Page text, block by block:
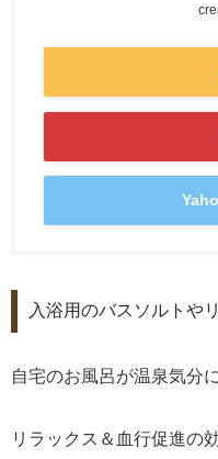
入浴用のバスソルトや
自宅のお風呂が温泉気分
リラックス＆血行促進の